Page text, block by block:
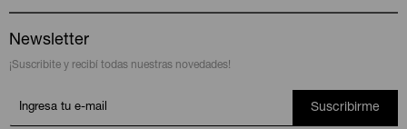
Newsletter
¡Suscribite y recibí todas nuestras novedades!
Suscribirme